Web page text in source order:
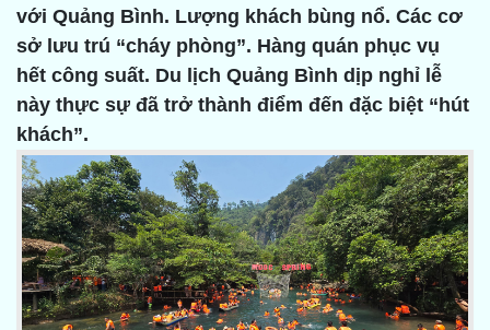
với Quảng Bình. Lượng khách bùng nổ. Các cơ
sở lưu trú “cháy phòng”. Hàng quán phục vụ
hết công suất. Du lịch Quảng Bình dịp nghỉ lễ
này thực sự đã trở thành điểm đến đặc biệt “hút
khách”.